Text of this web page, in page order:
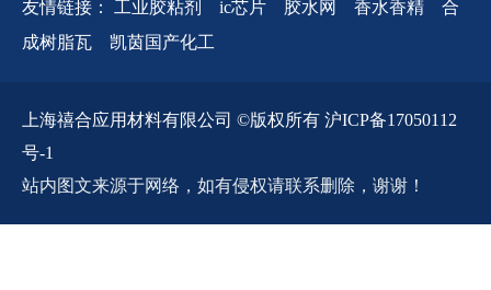
友情链接： 工业胶粘剂 ic芯片 胶水网 香水香精
合
成树脂瓦
凯茵国产化工
上海禧合应用材料有限公司 ©版权所有 沪ICP备17050112
号-1
站内图文来源于网络，如有侵权请联系删除，谢谢！